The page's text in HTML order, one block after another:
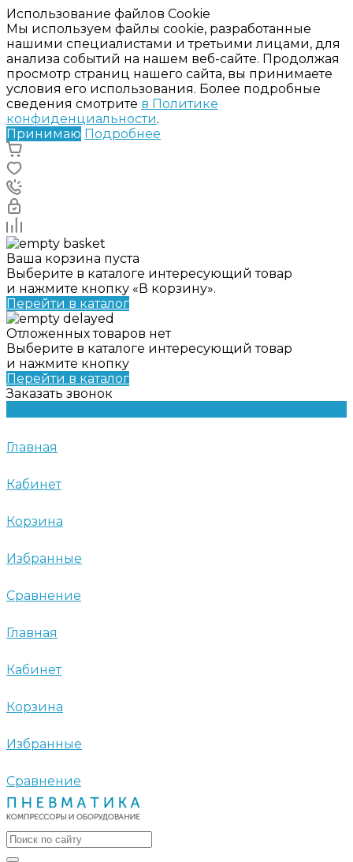
Использование файлов Cookie
Мы используем файлы cookie, разработанные
нашими специалистами и третьими лицами, для
анализа событий на нашем веб-сайте. Продолжая
просмотр страниц нашего сайта, вы принимаете
условия его использования. Более подробные
сведения смотрите в Политике
конфиденциальности.
Принимаю Подробнее
Ваша корзина пуста
Выберите в каталоге интересующий товар
и нажмите кнопку «В корзину».
Перейти в каталог
Отложенных товаров нет
Выберите в каталоге интересующий товар
и нажмите кнопку
Перейти в каталог
Заказать звонок
Главная
Кабинет
Корзина
Избранные
Сравнение
Главная
Кабинет
Корзина
Избранные
Сравнение